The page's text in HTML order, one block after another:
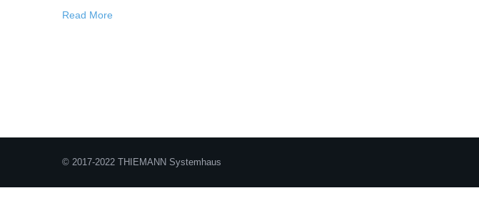
Read More
© 2017-2022 THIEMANN Systemhaus